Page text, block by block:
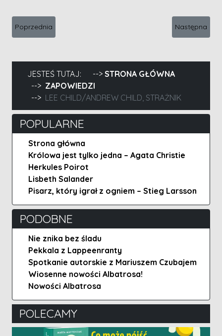
Poprzednia strona: Justyna Mietlicka, Dyptyk
Poprzednia Następna
Następna
JESTEŚ TUTAJ:
STRONA GŁÓWNA
ZAPOWIEDZI
LEE CHILD/ANDREW CHILD, STRAŻNIK
POPULARNE
Strona główna
Królowa jest tylko jedna – Agata Christie
Herkules Poirot
Lisbeth Salander
Pisarz, który igrał z ogniem – Stieg Larsson
PODOBNE
Nie znika bez śladu
Pekkala z Lappeenranty
Spotkanie autorskie z Mariuszem Czubajem
Wiosenne nowości Albatrosa!
Nowości Albatrosa
POLECAMY